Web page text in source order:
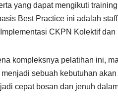
yang dapat mengikuti
Best Practice ini adalah
CKPN Kolektif
kompleksnya pelatihan ini,
menjadi sebuah kebutuhan
cepat bosan dan jenuh